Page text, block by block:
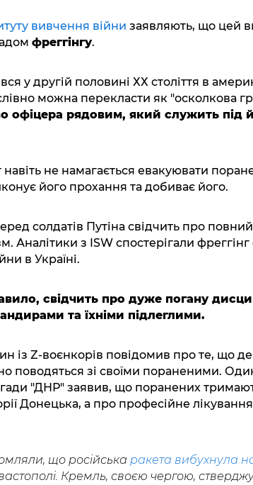
вивчення війни заявляють, що цей
фреггінгу.
у другій половині ХХ століття в
можна перекласти як "осколкова
офіцера рядовим, який служить під
навіть не намагається евакуювати
його прохання та добиває його.
солдатів Путіна свідчить про повний
Аналітики з ISW спостерігали
в Україні.
свідчить про дуже погану
та їхніми підлеглими.
із Z-воєнкорів повідомив про те, що
поводяться зі своїми пораненими. Один
"ДНР" заявив, що поранених
Донецька, а про професійне
що російська ракета вибухнула
Кремль, своєю чергою,